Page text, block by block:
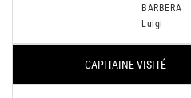
BARBERA
Luigi
CAPITAINE VISITÉ